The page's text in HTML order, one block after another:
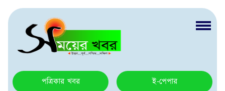
পত্রিকার খবর
ই-পেপার